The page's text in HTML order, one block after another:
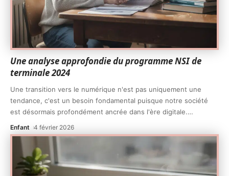
Une analyse approfondie du programme NSI de
terminale 2024
Une transition vers le numérique n'est pas uniquement une
tendance, c'est un besoin fondamental puisque notre société
est désormais profondément ancrée dans l'ère digitale.…
Enfant 4 février 2026